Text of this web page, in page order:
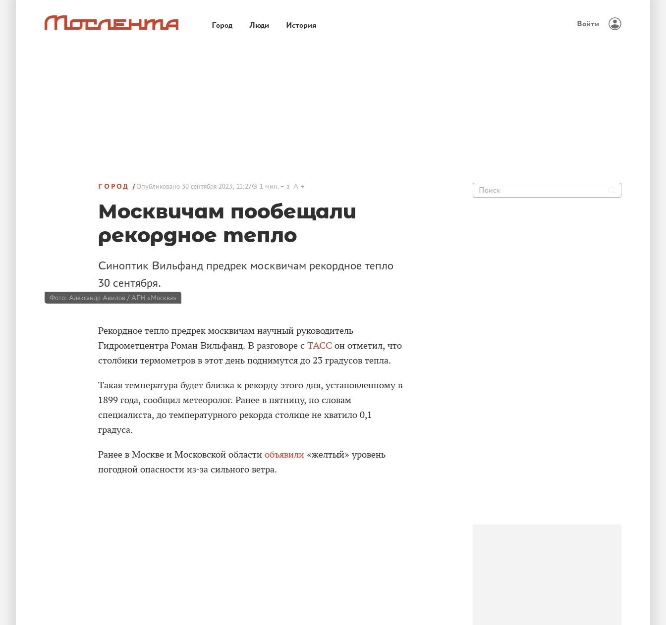
Город Люди История Войти
ГОРОД Опубликовано 30 сентября 2023, 11:27 1 мин. a A
Москвичам пообещали
рекордное тепло
Синоптик Вильфанд предрек москвичам рекордное тепло
30 сентября.
Фото: Александр Авилов / АГН «Москва»
Рекордное тепло предрек москвичам научный руководитель
Гидрометцентра Роман Вильфанд. В разговоре с ТАСС он отметил, что
столбики термометров в этот день поднимутся до 23 градусов тепла.
Такая температура будет близка к рекорду этого дня, установленному в
1899 года, сообщил метеоролог. Ранее в пятницу, по словам
специалиста, до температурного рекорда столице не хватило 0,1
градуса.
Ранее в Москве и Московской области объявили «желтый» уровень
погодной опасности из-за сильного ветра.